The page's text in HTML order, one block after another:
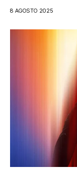
8 AGOSTO 2025